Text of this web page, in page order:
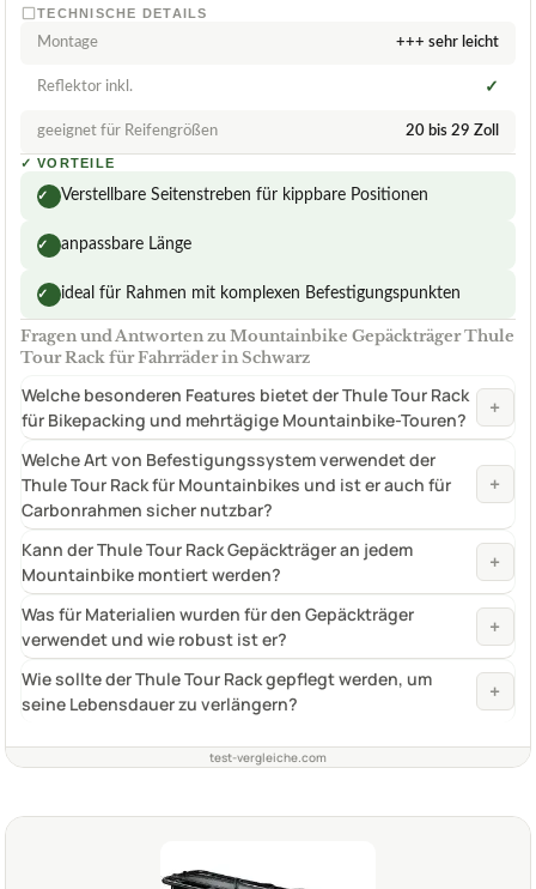
TECHNISCHE DETAILS
Montage +++ sehr leicht
Reflektor inkl. ✓
geeignet für Reifengrößen 20 bis 29 Zoll
✓ VORTEILE
✓ Verstellbare Seitenstreben für kippbare Positionen
✓ anpassbare Länge
✓ ideal für Rahmen mit komplexen Befestigungspunkten
Fragen und Antworten zu Mountainbike Gepäckträger Thule
Tour Rack für Fahrräder in Schwarz
Welche besonderen Features bietet der Thule Tour Rack
für Bikepacking und mehrtägige Mountainbike-Touren?
+
Welche Art von Befestigungssystem verwendet der
Thule Tour Rack für Mountainbikes und ist er auch für
Carbonrahmen sicher nutzbar?
+
Kann der Thule Tour Rack Gepäckträger an jedem
Mountainbike montiert werden?
+
Was für Materialien wurden für den Gepäckträger
verwendet und wie robust ist er?
+
Wie sollte der Thule Tour Rack gepflegt werden, um
seine Lebensdauer zu verlängern?
+
test-vergleiche.com